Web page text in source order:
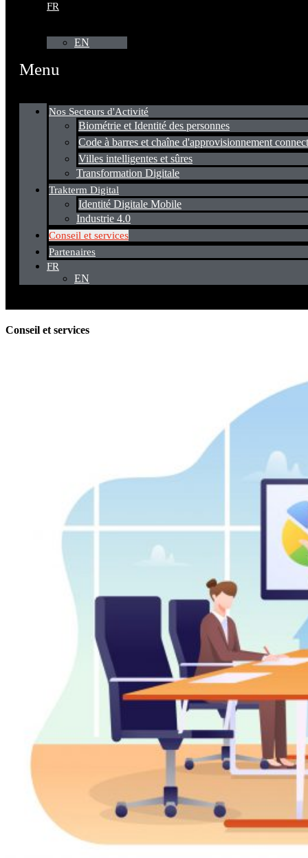
FR
EN
Menu
Nos Secteurs d'Activité
Biométrie et Identité des personnes
Code à barres et chaîne d'approvisionnement
Villes intelligentes et sûres
Transformation Digitale
Trakterm Digital
Identité Digitale Mobile
Industrie 4.0
Conseil et services
Partenaires
FR
EN
Conseil et services